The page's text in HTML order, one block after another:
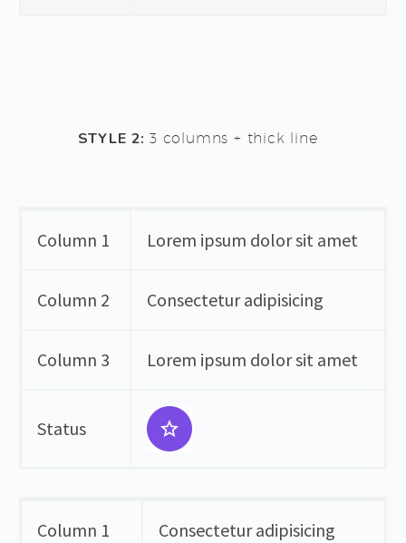
STYLE 2: 3 columns + thick line
Column 1 Lorem ipsum dolor sit amet
Column 2 Consectetur adipisicing
Column 3 Lorem ipsum dolor sit amet
Status
Column 1 Consectetur adipisicing